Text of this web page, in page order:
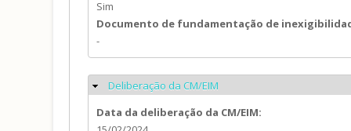
Sim
Documento de fundamentação de
-
Ocultar
Deliberação da CM/EIM
Data da deliberação da CM/EIM: